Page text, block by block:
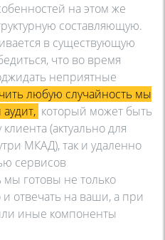
на этом же
составляющую.
в существующую
что во время
неприятные
любую случайность мы
который может быть
(актуально для
МКАД), так и удаленно
сервисов
готовы не только
отвечать на ваши, а при
иные компоненты